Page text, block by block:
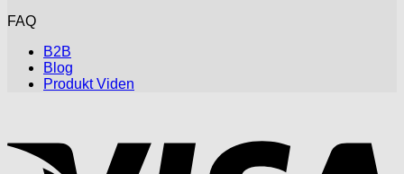
FAQ
B2B
Blog
Produkt Viden